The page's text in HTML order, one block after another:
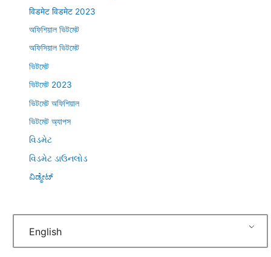
विडमेट विडमेट 2023
অফিশিয়াল ভিটমেট
অফিসিয়াল ভিটমেট
ভিটমেট
ভিটমেট 2023
ভিটমেট অফিশিয়াল
ভিটমেট অ্যাপস
વિડમેટ
વિડમેટ ડાઉનલોડ
ವಿಡ್ಮೇಟ್
English